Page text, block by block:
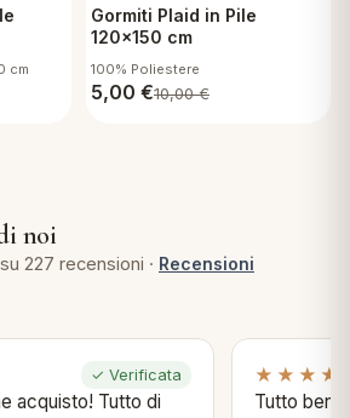
cm
Gormiti Plaid in Pile
120x150 cm
100% Poliestere
5,00 €10,00€
noi
su 227 recensioni · Recensioni
✓ Verificata
acquisto! Tutto di
Tutto bene